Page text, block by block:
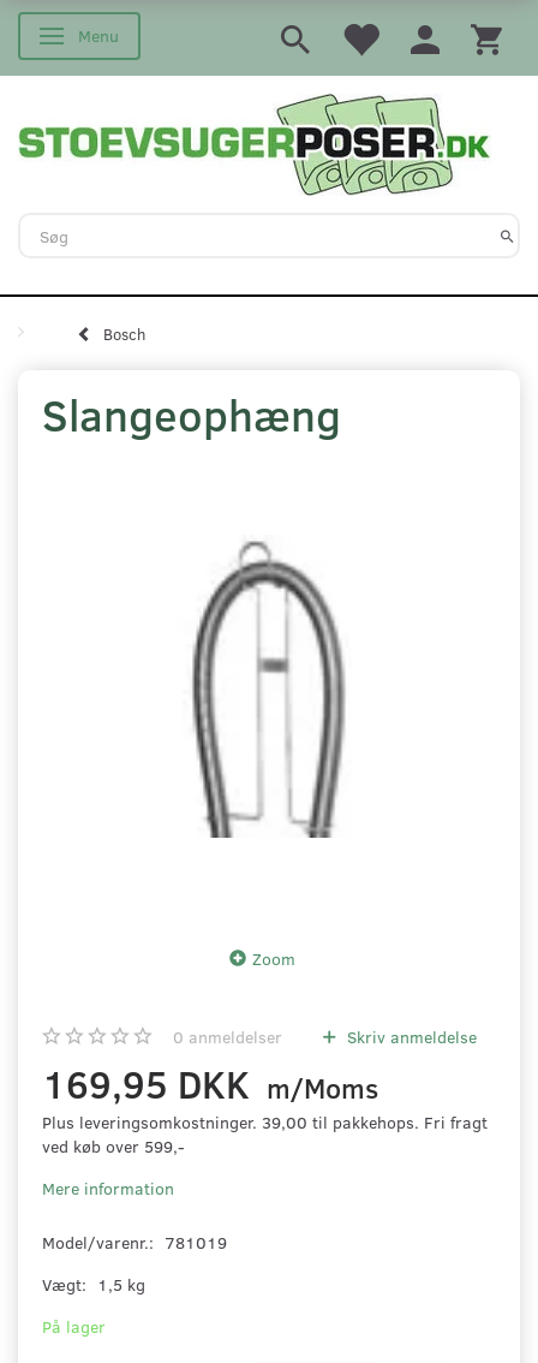
Skifte navigation
Menu
Bosch
Slangeophæng
Zoom
0 anmeldelser Skriv anmeldelse
169,95 DKK m/Moms
Plus leveringsomkostninger. 39,00 til pakkehops. Fri fragt
ved køb over 599,-
Mere information
Model/varenr.: 781019
Vægt:
1,5 kg
På lager